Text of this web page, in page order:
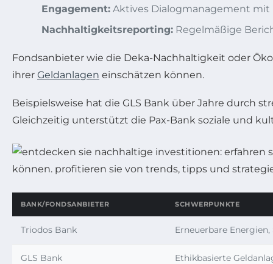
Engagement: Aktives Dialogmanagement mit
Nachhaltigkeitsreporting: Regelmäßige
Fondsanbieter wie die Deka-Nachhaltigkeit oder
ihrer Geldanlagen einschätzen können.
Beispielsweise hat die GLS Bank über Jahre durch
Gleichzeitig unterstützt die Pax-Bank soziale und
BANK/FONDSANBIETER SCHWERPUNKTE
Triodos Bank Erneuerbare Energien,
GLS Bank Ethikbasierte